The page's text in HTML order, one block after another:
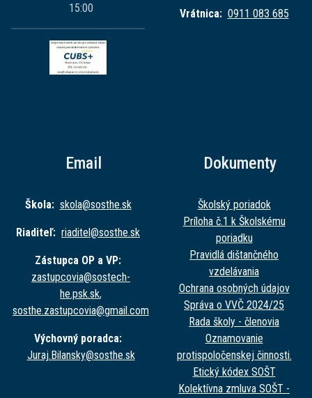
15:00
Vrátnica: 0911 083 685
Email
Škola: skola@sosthe.sk
Riaditeľ: riaditel@sosthe.sk
Zástupca OP a VP:
zastupcovia@sostech-
he.psk.sk,
sosthe.zastupcovia@gmail.com
Výchovný poradca:
Juraj.Bilansky@sosthe.sk
Dokumenty
Školský poriadok
Príloha č.1 k Školskému
poriadku
Pravidlá dištančného
vzdelávania
Ochrana osobných údajov
Správa o VVČ 2024/25
Rada školy - členovia
Oznamovanie
protispoločenskej činnosti.
Etický kódex SOŠT
Kolektívna zmluva SOŠT -